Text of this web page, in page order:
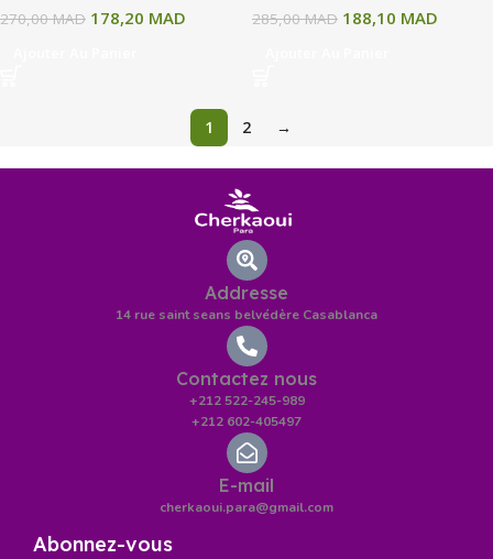
270,00MAD 178,20 MAD 285,00MAD 188,10 MAD
1 2 →
Addresse
14 rue saint seans belvédère Casablanca
Contactez nous
+212 522-245-989
+212 602-405497
E-mail
cherkaoui.para@gmail.com
Abonnez-vous